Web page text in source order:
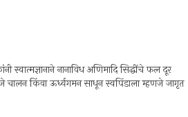
स्वात्मज्ञानाने नानाविध अणिमादि सिद्धींचे फल दूर
चालन किंवा ऊर्ध्वगमन साधून स्वपिंडाला म्हणजे जागृत